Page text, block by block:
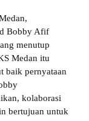
Bobby Afif
menutup
Medan itu
baik pernyataan
kolaborasi
bertujuan untuk